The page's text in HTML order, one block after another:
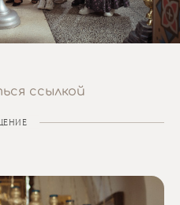
ссылкой